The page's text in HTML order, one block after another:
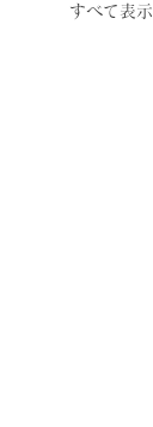
すべて表示